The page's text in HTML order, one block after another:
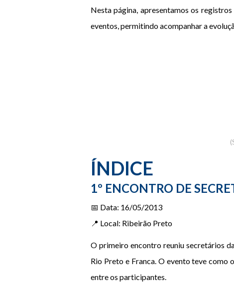
Nesta página, apresentamos os
eventos, permitindo acompanhar a
ÍNDICE
1º ENCONTRO DE
📅 Data: 16/05/2013
📍 Local: Ribeirão Preto
O primeiro encontro reuniu secretários
Rio Preto e Franca. O evento teve como
entre os participantes.